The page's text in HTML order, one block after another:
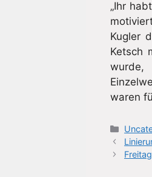
„Ihr
Kugler
Ketsch
waren